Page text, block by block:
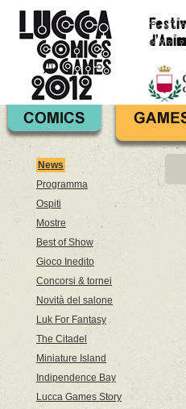
News
Programma
Ospiti
Mostre
Best of Show
Gioco Inedito
Concorsi & tornei
Novità del salone
Luk For Fantasy
The Citadel
Miniature Island
Indipendence Bay
Lucca Games Story